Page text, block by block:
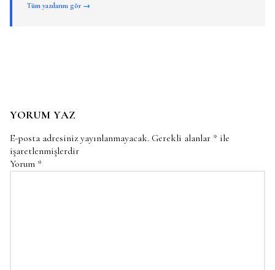
Tüm yazılarını gör →
YORUM YAZ
E-posta adresiniz yayınlanmayacak. Gerekli alanlar * ile
işaretlenmişlerdir
Yorum *